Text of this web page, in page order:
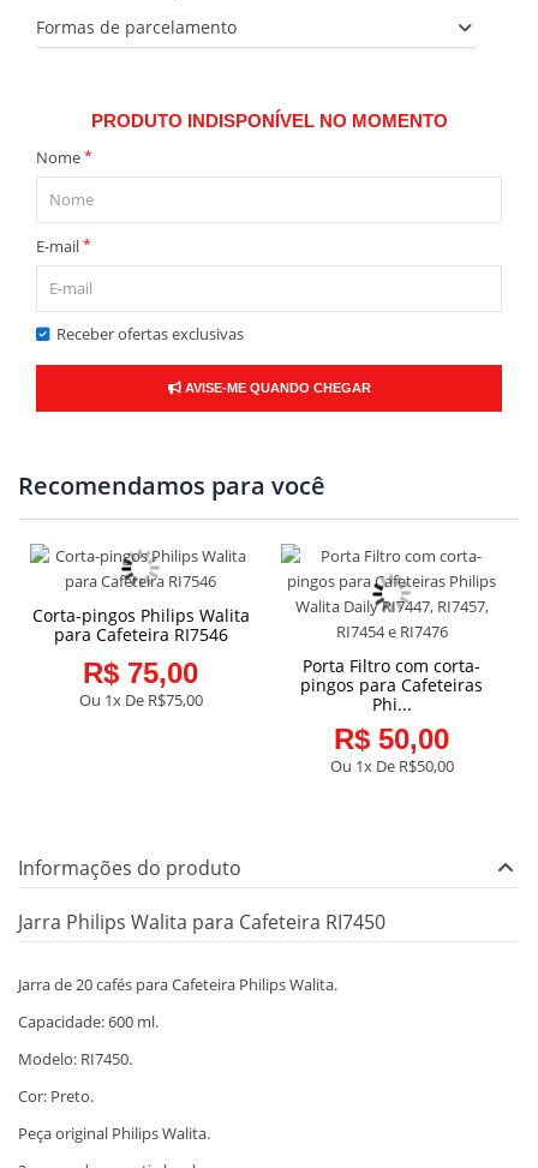
Formas de parcelamento
PRODUTO INDISPONÍVEL NO MOMENTO
Nome*
E-mail*
Receber ofertas exclusivas
AVISE-ME QUANDO CHEGAR
Recomendamos para você
Corta-pingos Philips Walita
para Cafeteira RI7546
R$ 75,00
Ou 1x De R$75,00
Porta Filtro com corta-
pingos para Cafeteiras
Phi...
R$ 50,00
Ou 1x De R$50,00
Informações do produto
Jarra Philips Walita para Cafeteira RI7450
Jarra de 20 cafés para Cafeteira Philips Walita.
Capacidade: 600 ml.
Modelo: RI7450.
Cor: Preto.
Peça original Philips Walita.